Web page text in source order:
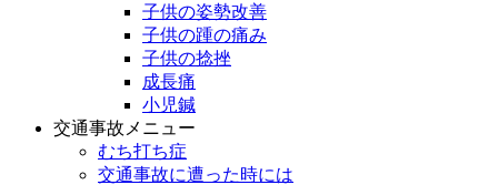
子供の姿勢改善
子供の踵の痛み
子供の捻挫
成長痛
小児鍼
交通事故メニュー
むち打ち症
交通事故に遭った時には